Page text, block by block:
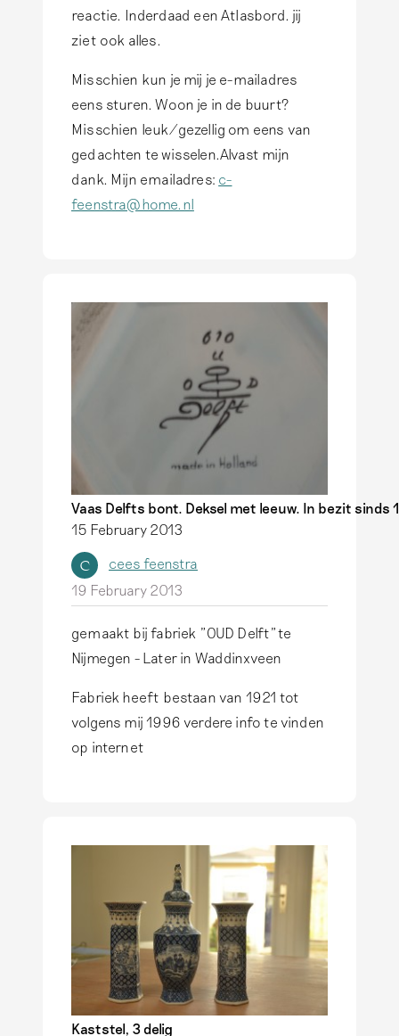
reactie. Inderdaad een Atlasbord. jij
ziet ook alles.
Misschien kun je mij je e-mailadres
eens sturen. Woon je in de buurt?
Misschien leuk/gezellig om eens van
gedachten te wisselen.Alvast mijn
dank. Mijn emailadres: c-
feenstra@home.nl
Vaas Delfts bont. Deksel met leeuw. In bezit sinds
15 February 2013
C
cees feenstra
19 February 2013
gemaakt bij fabriek "OUD Delft"te
Nijmegen - Later in Waddinxveen
Fabriek heeft bestaan van 1921 tot
volgens mij 1996 verdere info te vinden
op internet
Kaststel, 3 delig